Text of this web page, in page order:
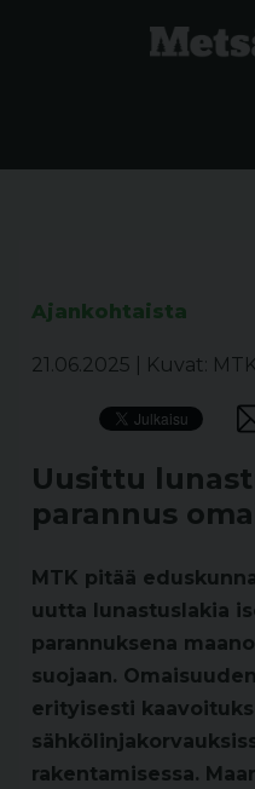
Ajankohtaista
21.06.2025 Kuvat:
Uusittu
parannus
MTK pitää
uutta lunastuslakia
parannuksena
suojaan.
erityisesti
rakentamisessa.